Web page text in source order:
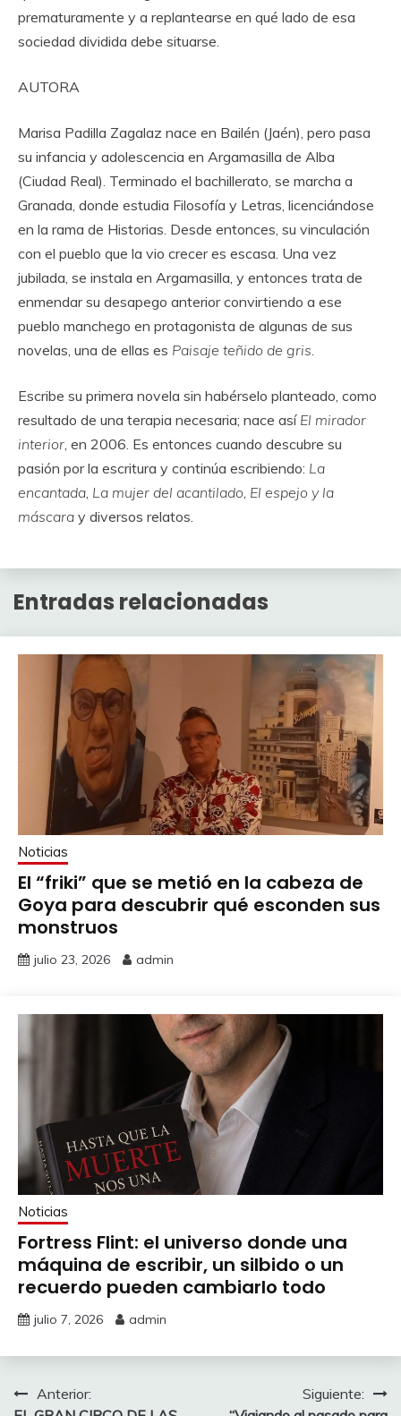
prematuramente y a replantearse en qué lado de esa
sociedad dividida debe situarse.
AUTORA
Marisa Padilla Zagalaz nace en Bailén (Jaén), pero pasa
su infancia y adolescencia en Argamasilla de Alba
(Ciudad Real). Terminado el bachillerato, se marcha a
Granada, donde estudia Filosofía y Letras, licenciándose
en la rama de Historias. Desde entonces, su vinculación
con el pueblo que la vio crecer es escasa. Una vez
jubilada, se instala en Argamasilla, y entonces trata de
enmendar su desapego anterior convirtiendo a ese
pueblo manchego en protagonista de algunas de sus
novelas, una de ellas es Paisaje teñido de gris
Escribe su primera novela sin habérselo planteado, como
resultado de una terapia necesaria; nace así El mirador
interior , en 2006. Es entonces cuando descubre su
pasión por la escritura y continúa escribiendo: La
encantada La mujer del acantilado El espejo y la
máscara y diversos relatos.
Entradas relacionadas
Noticias
El “friki” que se metió en la cabeza de
Goya para descubrir qué esconden sus
monstruos
julio 23, 2026 admin
Noticias
Fortress Flint: el universo donde una
máquina de escribir, un silbido o un
recuerdo pueden cambiarlo todo
julio 7, 2026 admin
Navegación
Anterior:
Siguiente: